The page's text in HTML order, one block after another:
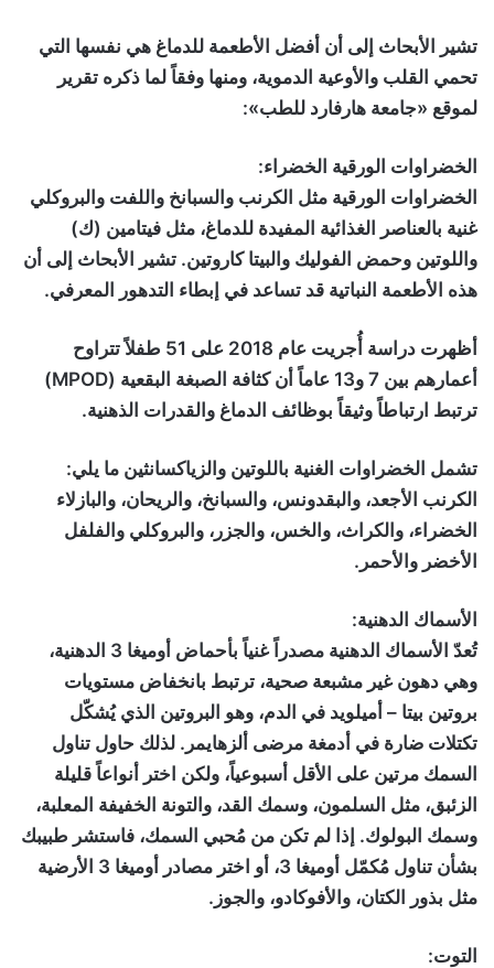
تشير الأبحاث إلى أن أفضل الأطعمة للدماغ هي نفسها التي
تحمي القلب والأوعية الدموية، ومنها وفقاً لما ذكره تقرير
لموقع «جامعة هارفارد للطب»:
الخضراوات الورقية الخضراء:
الخضراوات الورقية مثل الكرنب والسبانخ واللفت والبروكلي
غنية بالعناصر الغذائية المفيدة للدماغ، مثل فيتامين (ك)
واللوتين وحمض الفوليك والبيتا كاروتين. تشير الأبحاث إلى أن
هذه الأطعمة النباتية قد تساعد في إبطاء التدهور المعرفي.
أظهرت دراسة أُجريت عام 2018 على 51 طفلاً تتراوح
أعمارهم بين 7 و13 عاماً أن كثافة الصبغة البقعية (MPOD)
ترتبط ارتباطاً وثيقاً بوظائف الدماغ والقدرات الذهنية.
تشمل الخضراوات الغنية باللوتين والزياكسانثين ما يلي:
الكرنب الأجعد، والبقدونس، والسبانخ، والريحان، والبازلاء
الخضراء، والكراث، والخس، والجزر، والبروكلي والفلفل
الأخضر والأحمر.
الأسماك الدهنية:
تُعدّ الأسماك الدهنية مصدراً غنياً بأحماض أوميغا 3 الدهنية،
وهي دهون غير مشبعة صحية، ترتبط بانخفاض مستويات
بروتين بيتا – أميلويد في الدم، وهو البروتين الذي يُشكّل
تكتلات ضارة في أدمغة مرضى ألزهايمر. لذلك حاول تناول
السمك مرتين على الأقل أسبوعياً، ولكن اختر أنواعاً قليلة
الزئبق، مثل السلمون، وسمك القد، والتونة الخفيفة المعلبة،
وسمك البولوك. إذا لم تكن من مُحبي السمك، فاستشر طبيبك
بشأن تناول مُكمّل أوميغا 3، أو اختر مصادر أوميغا 3 الأرضية
مثل بذور الكتان، والأفوكادو، والجوز.
التوت: